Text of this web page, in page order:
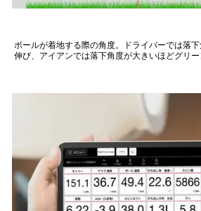
ボールが着地する際の角度。ドライバーでは落
伸び、アイアンでは落下角度が大きいほどグリー